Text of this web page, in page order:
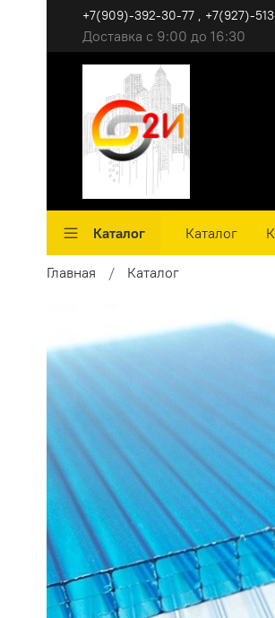
Доставка с 9:00 до 16:30
+7(909)-392-30-77 , +7(927)-
Каталог Каталог
Главная Каталог